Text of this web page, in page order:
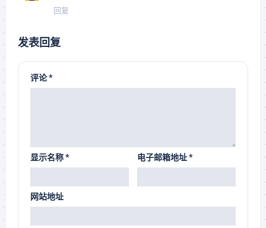
回复
发表回复
评论*
显示名称* 电子邮箱地址*
网站地址